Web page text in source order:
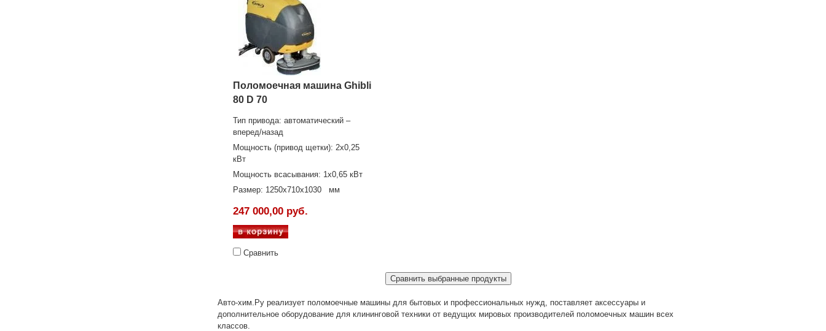
Поломоечная машина Ghibli
80 D 70
Тип привода: автоматический –
вперед/назад
Мощность (привод щетки): 2х0,25
кВт
Мощность всасывания: 1х0,65 кВт
Размер: 1250x710x1030 мм
247 000,00 руб.
Сравнить
Авто-хим.Ру реализует поломоечные машины для бытовых и профессиональных нужд, поставляет аксессуары и
дополнительное оборудование для клининговой техники от ведущих мировых производителей поломоечных машин всех
классов.